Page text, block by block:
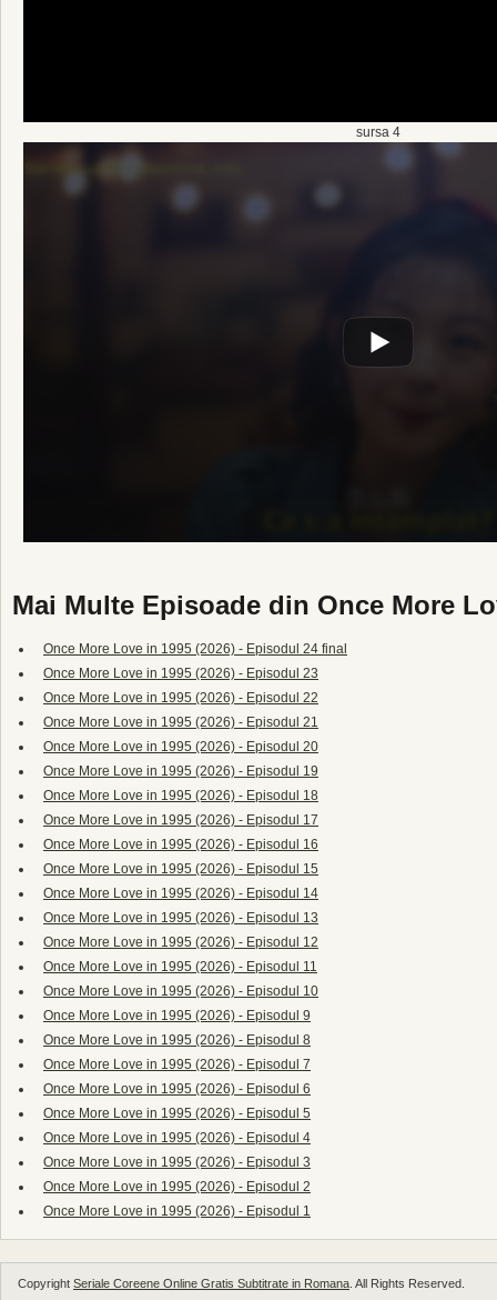
sursa 4
Mai Multe Episoade din Once More
Once More Love in 1995 (2026) - Episodul 24 final
Once More Love in 1995 (2026) - Episodul 23
Once More Love in 1995 (2026) - Episodul 22
Once More Love in 1995 (2026) - Episodul 21
Once More Love in 1995 (2026) - Episodul 20
Once More Love in 1995 (2026) - Episodul 19
Once More Love in 1995 (2026) - Episodul 18
Once More Love in 1995 (2026) - Episodul 17
Once More Love in 1995 (2026) - Episodul 16
Once More Love in 1995 (2026) - Episodul 15
Once More Love in 1995 (2026) - Episodul 14
Once More Love in 1995 (2026) - Episodul 13
Once More Love in 1995 (2026) - Episodul 12
Once More Love in 1995 (2026) - Episodul 11
Once More Love in 1995 (2026) - Episodul 10
Once More Love in 1995 (2026) - Episodul 9
Once More Love in 1995 (2026) - Episodul 8
Once More Love in 1995 (2026) - Episodul 7
Once More Love in 1995 (2026) - Episodul 6
Once More Love in 1995 (2026) - Episodul 5
Once More Love in 1995 (2026) - Episodul 4
Once More Love in 1995 (2026) - Episodul 3
Once More Love in 1995 (2026) - Episodul 2
Once More Love in 1995 (2026) - Episodul 1
Copyright Seriale Coreene Online Gratis Subtitrate in Romana . All Rights Reserved.